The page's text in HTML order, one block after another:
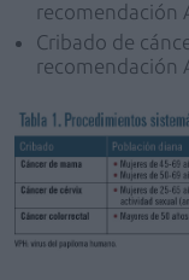
recomendación
Cribado de
recomendación